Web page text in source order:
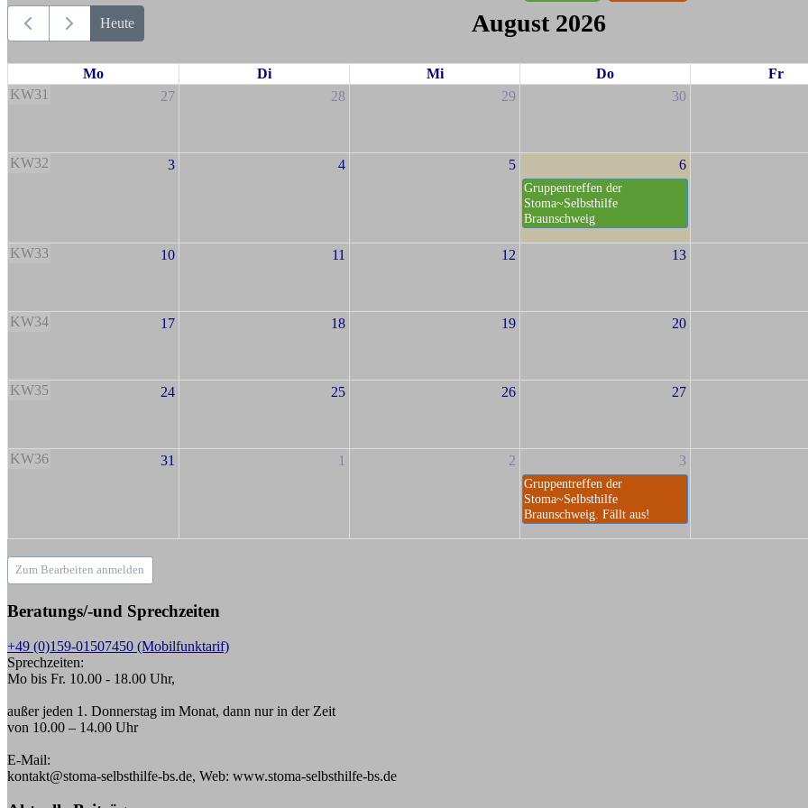
Heute August 2026
Mo Di Mi Do
Fr
KW31
27 28 29 30
KW32 3 4 5 6
Gruppentreffen der
Stoma~Selbsthilfe
Braunschweig
KW33 10 11 12 13
KW34 17 18 19 20
KW35 24 25 26 27
KW36 31 1 2 3
Gruppentreffen der
Stoma~Selbsthilfe
Braunschweig. Fällt aus!
Zum Bearbeiten anmelden
Beratungs/-und Sprechzeiten
+49 (0)159-01507450 (Mobilfunktarif)
Sprechzeiten:
Mo bis Fr. 10.00 - 18.00 Uhr,
außer jeden 1. Donnerstag im Monat, dann nur in der Zeit
von 10.00 – 14.00 Uhr
E-Mail:
kontakt@stoma-selbsthilfe-bs.de, Web: www.stoma-selbsthilfe-bs.de